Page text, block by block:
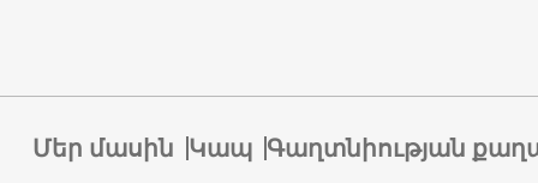
Մեր մասին Կապ Գաղտնիության